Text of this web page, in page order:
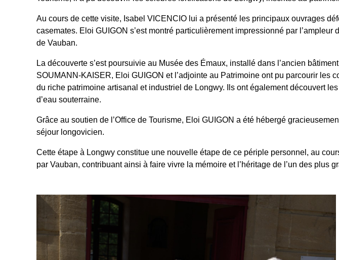
Au cours de cette visite, Isabel VICENCIO lui a présenté les principaux ouvrages
casemates. Eloi GUIGON s’est montré particulièrement impressionné par
de Vauban.
La découverte s’est poursuivie au Musée des Émaux, installé dans l’ancien
SOUMANN-KAISER, Eloi GUIGON et l’adjointe au Patrimoine ont pu parcourir
du riche patrimoine artisanal et industriel de Longwy. Ils ont également découvert
d’eau souterraine.
Grâce au soutien de l’Office de Tourisme, Eloi GUIGON a été hébergé
séjour longovicien.
Cette étape à Longwy constitue une nouvelle étape de ce périple personnel, au
par Vauban, contribuant ainsi à faire vivre la mémoire et l’héritage de l’un des plus